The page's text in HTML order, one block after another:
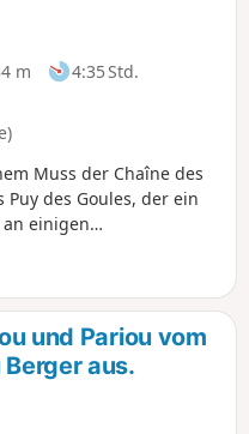
m
4:35 Std.
Muss der Chaîne des
des Goules, der ein
einigen
Steinbruch und
und Pariou vom
aus.